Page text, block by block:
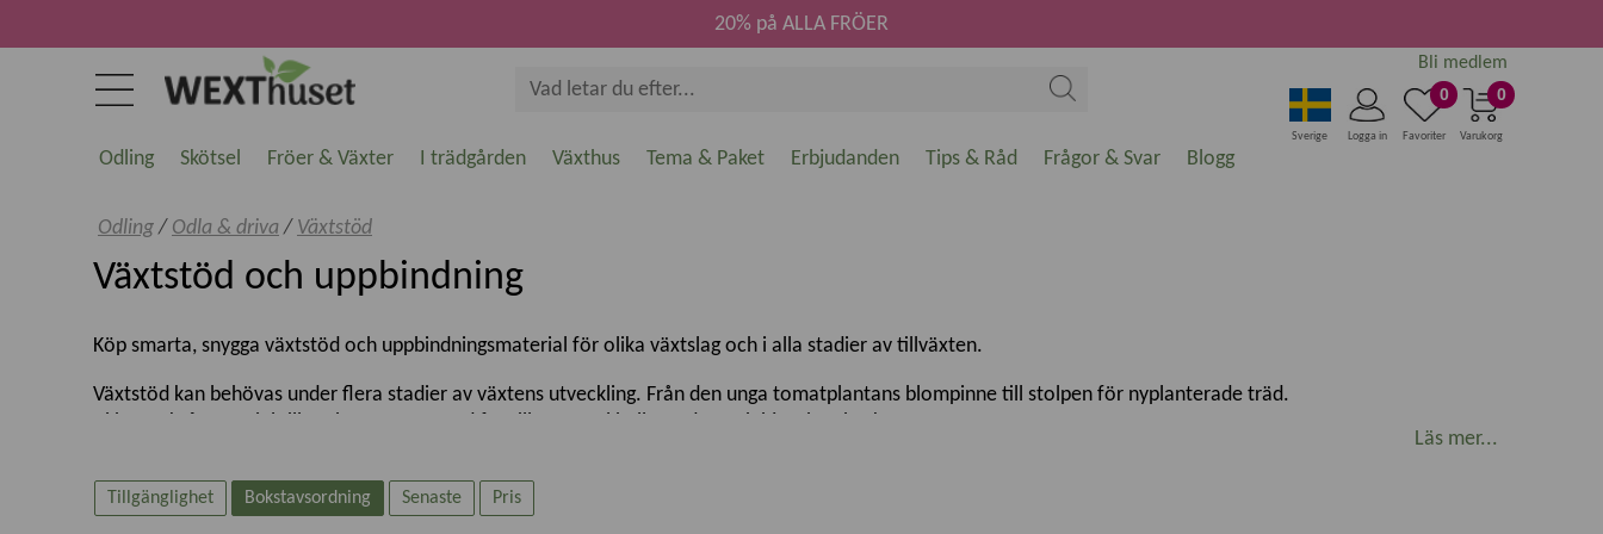
0
Varukorg
0
Favoriter
Logga in
Sverige
Bli medlem
20% på ALLA FRÖER
Odling Skötsel Fröer & Växter I trädgården Växthus Tema & Paket Erbjudanden Tips & Råd Frågor & Svar Blogg
Odling/ Odla & driva / Växtstöd
Växtstöd och uppbindning
Köp smarta, snygga växtstöd och uppbindningsmaterial för olika växtslag och i alla stadier av tillväxten.
Växtstöd kan behövas under flera stadier av växtens utveckling. Från den unga tomatplantans blompinne till stolpen för nyplanterade träd.
Växtstöd för småplantor
Läs mer...
Tillgänglighet Bokstavsordning Senaste Pris